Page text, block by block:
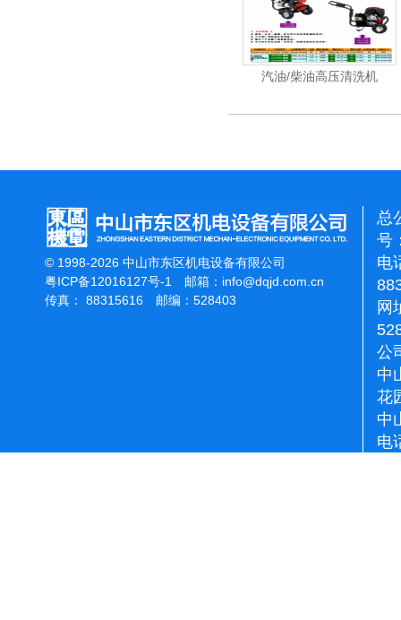
汽油/柴油高压清洗机
© 1998-2026 中山市东区机电设备有限公司
粤ICP备12016127号-1
邮箱： info@dqjd.com.cn
传真： 88315616 邮编：528403
总
号
电
网
公
中
花
中
电